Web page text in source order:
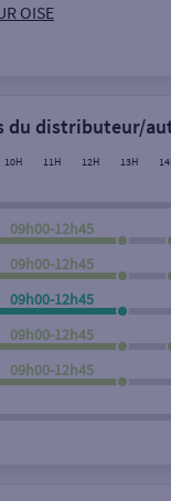
OISE
du distributeur/
10H 11H 12H 13H
09h00-12h45
09h00-12h45
09h00-12h45
09h00-12h45
09h00-12h45